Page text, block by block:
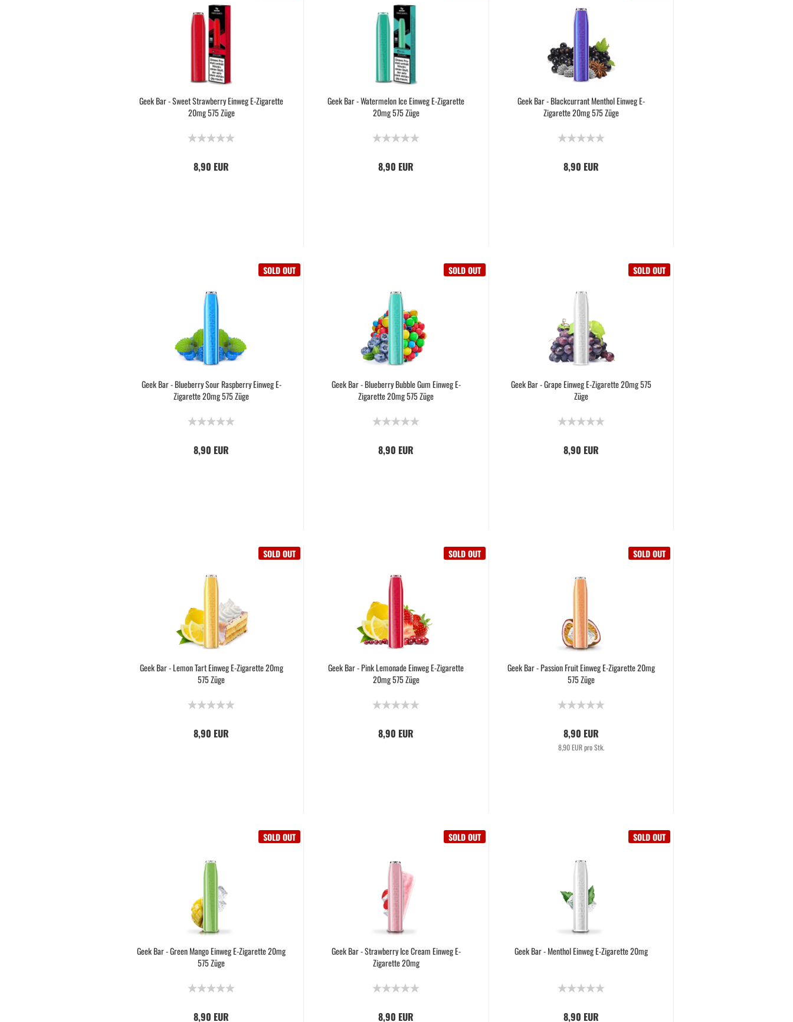
Geek Bar - Sweet Strawberry Einweg E-Zigarette
20mg 575 Züge
8,90 EUR
Geek Bar - Watermelon Ice Einweg E-Zigarette
20mg 575 Züge
8,90 EUR
Geek Bar - Blackcurrant Menthol Einweg E-
Zigarette 20mg 575 Züge
8,90 EUR
SOLD OUT
Geek Bar - Blueberry Sour Raspberry Einweg E-
Zigarette 20mg 575 Züge
8,90 EUR
SOLD OUT
Geek Bar - Blueberry Bubble Gum Einweg E-
Zigarette 20mg 575 Züge
8,90 EUR
SOLD OUT
Geek Bar - Grape Einweg E-Zigarette 20mg 575
Züge
8,90 EUR
SOLD OUT
Geek Bar - Lemon Tart Einweg E-Zigarette 20mg
575 Züge
8,90 EUR
SOLD OUT
Geek Bar - Pink Lemonade Einweg E-Zigarette
20mg 575 Züge
8,90 EUR
SOLD OUT
Geek Bar - Passion Fruit Einweg E-Zigarette 20mg
575 Züge
8,90 EUR
8,90 EUR pro Stk.
SOLD OUT
Geek Bar - Green Mango Einweg E-Zigarette 20mg
575 Züge
8,90 EUR
SOLD OUT
Geek Bar - Strawberry Ice Cream Einweg E-
Zigarette 20mg
8,90 EUR
SOLD OUT
Geek Bar - Menthol Einweg E-Zigarette 20mg
8,90 EUR